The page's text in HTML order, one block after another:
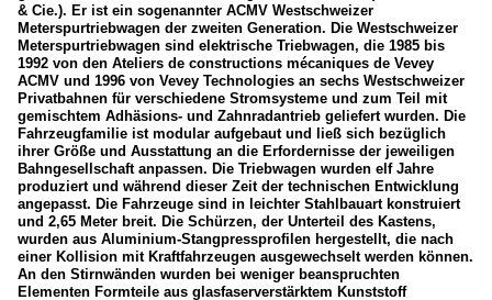
& Cie.). Er ist ein sogenannter ACMV Westschweizer
Meterspurtriebwagen der zweiten Generation. Die Westschweizer
Meterspurtriebwagen sind elektrische Triebwagen, die 1985 bis
1992 von den Ateliers de constructions mécaniques de Vevey
ACMV und 1996 von Vevey Technologies an sechs Westschweizer
Privatbahnen für verschiedene Stromsysteme und zum Teil mit
gemischtem Adhäsions- und Zahnradantrieb geliefert wurden. Die
Fahrzeugfamilie ist modular aufgebaut und ließ sich bezüglich
ihrer Größe und Ausstattung an die Erfordernisse der jeweiligen
Bahngesellschaft anpassen. Die Triebwagen wurden elf Jahre
produziert und während dieser Zeit der technischen Entwicklung
angepasst. Die Fahrzeuge sind in leichter Stahlbauart konstruiert
und 2,65 Meter breit. Die Schürzen, der Unterteil des Kastens,
wurden aus Aluminium-Stangpressprofilen hergestellt, die nach
einer Kollision mit Kraftfahrzeugen ausgewechselt werden können.
An den Stirnwänden wurden bei weniger beanspruchten
Elementen Formteile aus glasfaserverstärktem Kunststoff